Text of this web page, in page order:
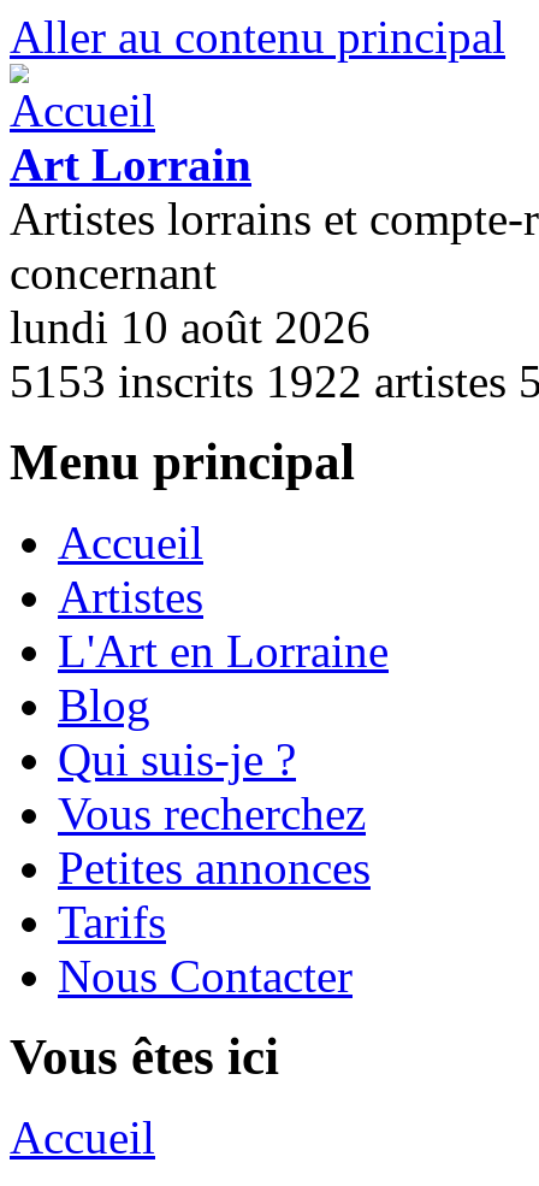
Aller au contenu principal
Art Lorrain
Artistes lorrains et compte-
concernant
lundi 10 août 2026
5153 inscrits 1922 artistes
Menu principal
Accueil
Artistes
L'Art en Lorraine
Blog
Qui suis-je ?
Vous recherchez
Petites annonces
Tarifs
Nous Contacter
Vous êtes ici
Accueil